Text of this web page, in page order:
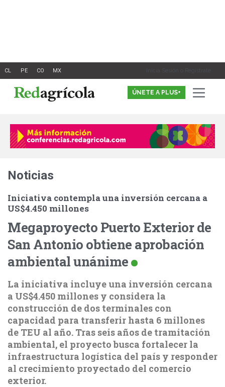
Inicia Sesión o Registrate
ÚNETE A PLUS+
Noticias
Iniciativa contempla una inversión cercana a
US$4.450 millones
Megaproyecto Puerto Exterior de
San Antonio obtiene aprobación
ambiental unánime
La iniciativa incluye una inversión cercana
a US$4.450 millones y considera la
construcción de dos terminales con
capacidad para transferir hasta 6 millones
de TEU al año. Tras seis años de tramitación
ambiental, el proyecto busca fortalecer la
infraestructura logística del país y responder
al crecimiento proyectado del comercio
exterior.